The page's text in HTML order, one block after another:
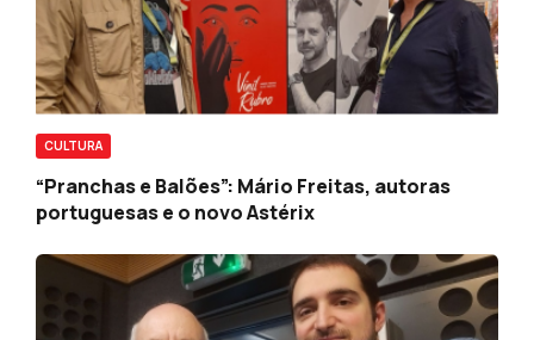
CULTURA
“Pranchas e Balões”: Mário Freitas, autoras
portuguesas e o novo Astérix